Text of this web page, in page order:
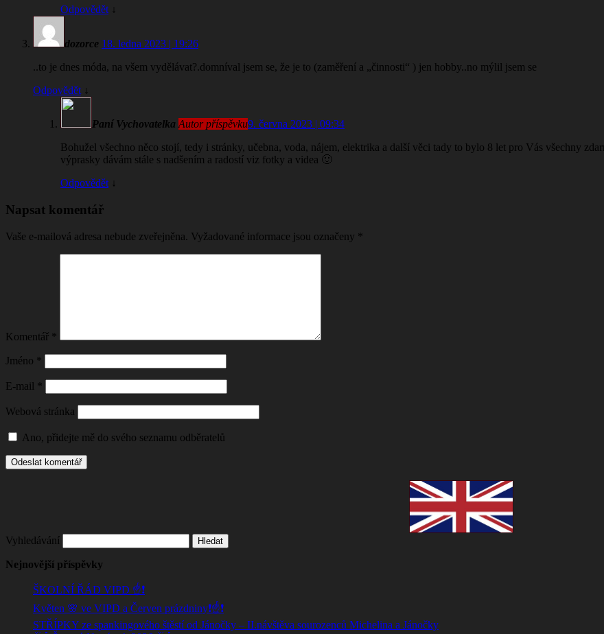
Odpovědět ↓
dozorce 18. ledna 2023 | 19:26
..to je dnes móda, na všem vydělávat?.domníval jsem se, že je to (zaměření a „činnosti“ ) jen hobby..no mýlil jsem se
Odpovědět ↓
Paní Vychovatelka Autor příspěvku9. června 2023 | 09:34
Bohužel všechno něco stojí, tedy i stránky, učebna, voda, nájem, elektrika a další věci tady to bylo 8 let pro Vás všechny
výprasky dávám stále s nadšením a radostí viz fotky a videa 🙂
Odpovědět ↓
Napsat komentář
Vaše e-mailová adresa nebude zveřejněna. Vyžadované informace jsou označeny *
Komentář *
Jméno *
E-mail *
Webová stránka
Ano, přidejte mě do svého seznamu odběratelů
Vyhledávání
Nejnovější příspěvky
ŠKOLNÍ ŘÁD VIPD ☝️❗
Květen 🌸 ve VIPD a Červen prázdniny❗☝️❗
STŘÍPKY ze spankingového štěstí od Jánočky – II.návštěva sourozenců Michelina a Jánočky